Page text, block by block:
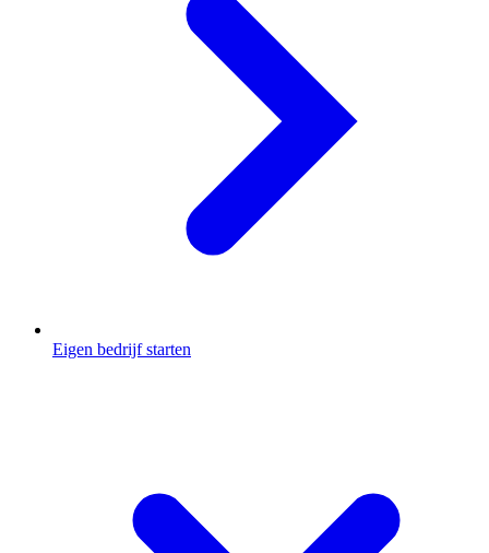
Eigen bedrijf starten